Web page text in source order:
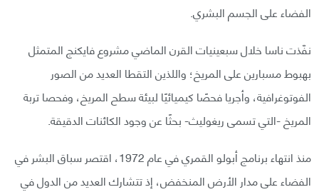
الفضاء على الجسم البشري.
نفّذت ناسا خلال سبعينيات القرن الماضي مشروع فايكنج المتمثل
بهبوط مسبارين على المريخ؛ واللذين التقطا العديد من الصور
الفوتوغرافية، وأجريا فحصًا كيميائيًا لبيئة سطح المريخ، وفحصا تربة
المريخ -التي تسمى ريغوليث- بحثًا عن وجود الكائنات الدقيقة.
منذ انتهاء برنامج أبولو القمري في عام 1972، اقتصر سباق البشر في
الفضاء على مدار الأرض المنخفض، إذ تتشارك العديد من الدول في